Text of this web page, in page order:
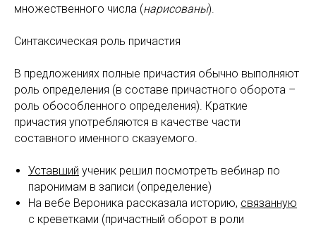
множественного числа (нарисованы).
Синтаксическая роль причастия
В предложениях полные причастия обычно выполняют
роль определения (в составе причастного оборота –
роль обособленного определения). Краткие
причастия употребляются в качестве части
составного именного сказуемого.
Уставший ученик решил посмотреть вебинар по
паронимам в записи (определение)
На вебе Вероника рассказала историю, связанную
с креветками (причастный оборот в роли